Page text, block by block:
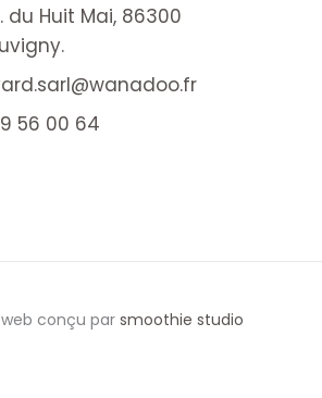
du Huit Mai, 86300
56 00 64
conçu par smoothie studio